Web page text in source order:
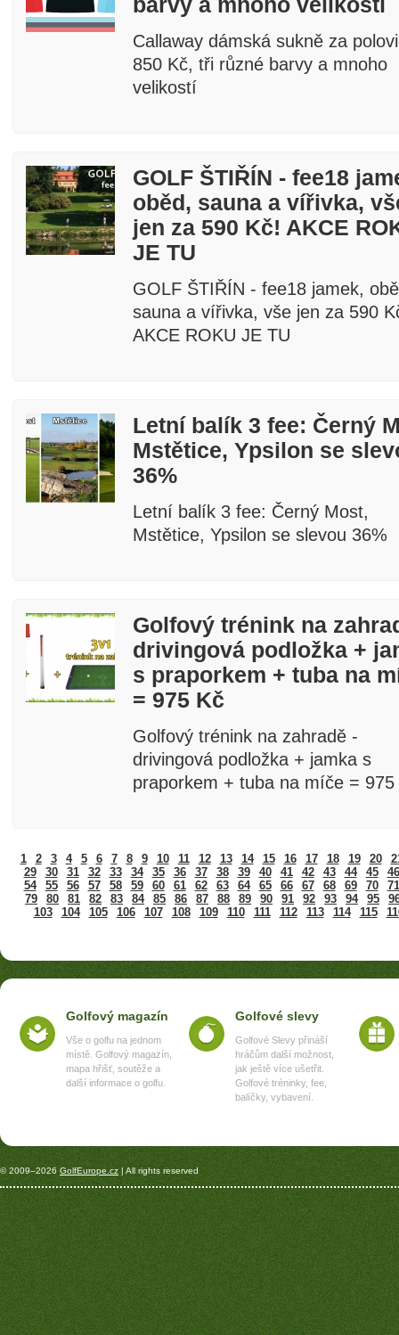
barvy a mnoho velikostí
Callaway dámská sukně za
850 Kč, tři různé barvy a mnoho
velikostí
GOLF ŠTIŘÍN - fee18
oběd, sauna a vířivka,
jen za 590 Kč! AKCE
JE TU
GOLF ŠTIŘÍN - fee18 jamek,
sauna a vířivka, vše jen za 590
AKCE ROKU JE TU
Letní balík 3 fee: Černý
Mstětice, Ypsilon se
36%
Letní balík 3 fee: Černý Most,
Mstětice, Ypsilon se slevou 36%
Golfový trénink na
drivingová podložka +
s praporkem + tuba na
= 975 Kč
Golfový trénink na zahradě -
drivingová podložka + jamka s
praporkem + tuba na míče = 975
1 2 3 4 5 6 7 8 9 10 11 12 13 14 15 16 17 18 19 20
29
30 31 32 33 34 35 36 37 38 39 40 41 42 43 44 45
46
54
55 56 57 58 59 60 61 62 63 64 65 66 67 68 69 70
71
79
80 81 82 83 84 85 86 87 88 89 90 91 92 93 94 95
103
104 105 106 107 108 109 110 111 112 113 114 115
Golfový magazín
Vše o golfu na jednom
místě. Golfový magazín,
mapa hřišť, soutěže a
další informace o golfu.
Golfové slevy
Golfové Slevy přináší
hráčům další možnost,
jak ještě více ušetřit.
Golfové tréninky, fee,
balíčky, vybavení.
© 2009–2026 GolfEurope.cz| All rights reserved